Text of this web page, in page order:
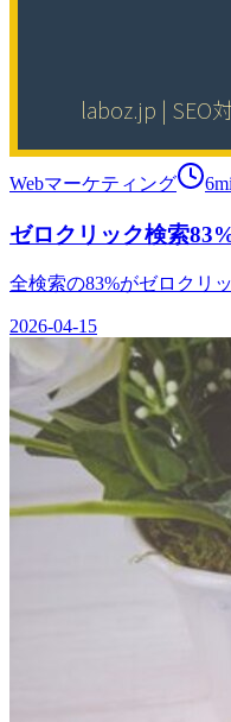
Webマーケティング 6
ゼロクリック検索
全検索の83%がゼロクリ
2026-04-15